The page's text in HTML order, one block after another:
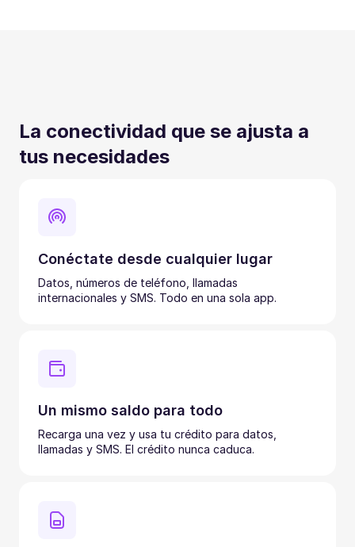
La conectividad que se ajusta a
tus necesidades
Conéctate desde cualquier lugar
Datos, números de teléfono, llamadas
internacionales y SMS. Todo en una sola app.
Un mismo saldo para todo
Recarga una vez y usa tu crédito para datos,
llamadas y SMS. El crédito nunca caduca.